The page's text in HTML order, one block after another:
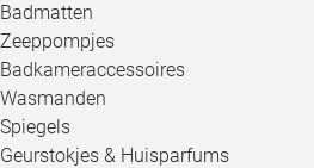
Badmatten
Zeeppompjes
Badkameraccessoires
Wasmanden
Spiegels
Geurstokjes & Huisparfums